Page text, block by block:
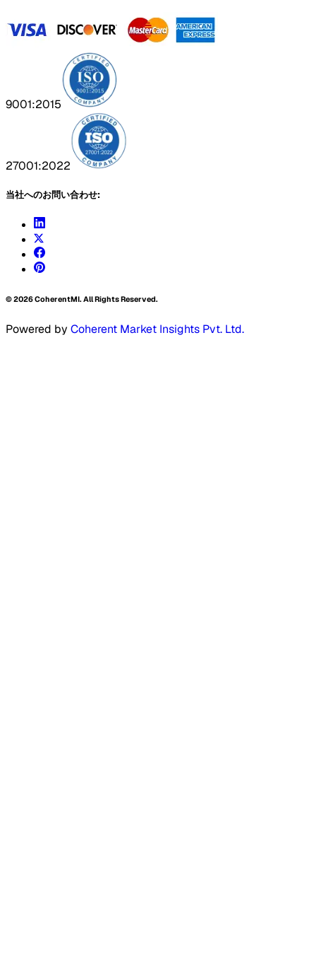
9001:2015
27001:2022
当社へのお問い合わせ:
©2026CoherentMI. All Rights Reserved.
Powered by Coherent Market Insights Pvt. Ltd.